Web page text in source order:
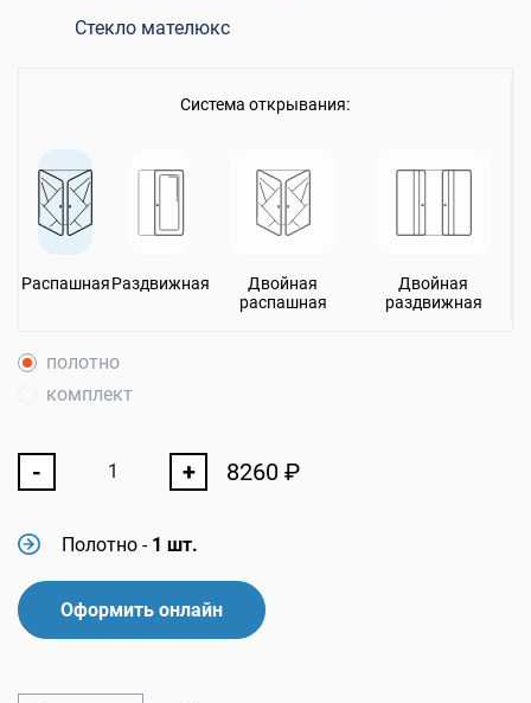
Стекло мателюкс
Система открывания:
РаспашнаяРаздвижная
Двойная
распашная
Двойная
раздвижная
полотно
комплект
- + 8260 ₽
Полотно - 1 шт.
Оформить онлайн